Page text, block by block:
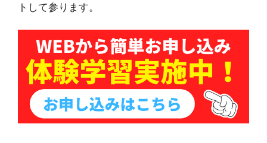
トして参ります。